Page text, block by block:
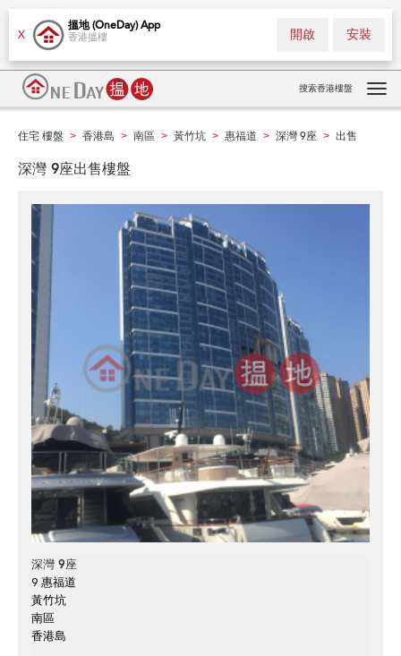
X
搵地 (OneDay) App
香港搵樓 安裝
開啟
搜索香港樓盤
住宅 樓盤 > 香港島 > 南區 > 黃竹坑 > 惠福道 > 深灣 9座 > 出售
深灣 9座出售樓盤
深灣 9座
9 惠福道
黃竹坑
南區
香港島